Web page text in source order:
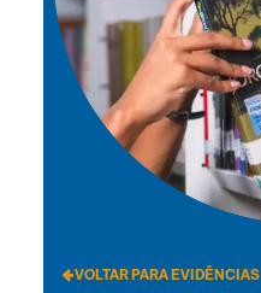
VOLTAR PARA EVIDÊNCIAS